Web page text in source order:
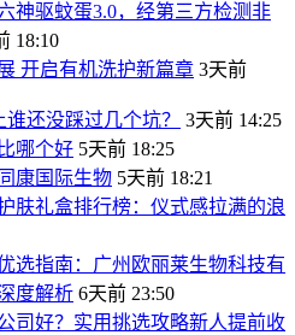
神驱蚊蛋3.0，经第三方检测非
18:10
开启有机洗护新篇章 3天前
还没踩过几个坑？
3天前 14:25
哪个好 5天前 18:25
康国际生物 5天前 18:21
肤礼盒排行榜：仪式感拉满的浪
选指南：广州欧丽莱生物科技有
度解析 6天前 23:50
司好？实用挑选攻略新人提前收